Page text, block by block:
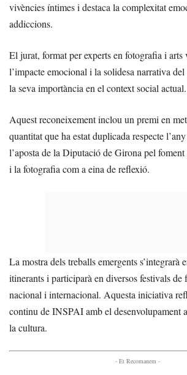
vivències íntimes i destaca la complexitat
addiccions.
El jurat, format per experts en fotografia i arts
l’impacte emocional i la solidesa narrativa
la seva importància en el context social actual.
Aquest reconeixement inclou un premi en
quantitat que ha estat duplicada respecte
l’aposta de la Diputació de Girona pel
i la fotografia com a eina de reflexió.
La mostra dels treballs emergents s’integrarà
itinerants i participarà en diversos festivals de
nacional i internacional. Aquesta iniciativa
continu de INSPAI amb el desenvolupament
la cultura.
- Et Recomanem -